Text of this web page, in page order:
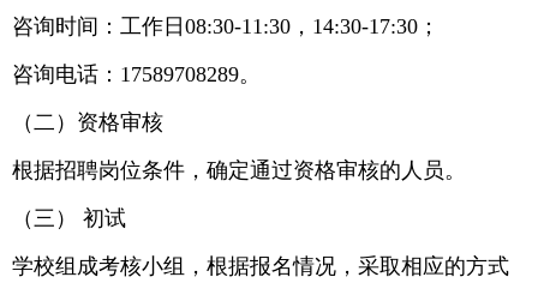
咨询时间：工作日08:30-11:30，14:30-17:30；
咨询电话：17589708289。
（二）资格审核
根据招聘岗位条件，确定通过资格审核的人员。
（三） 初试
学校组成考核小组，根据报名情况，采取相应的方式